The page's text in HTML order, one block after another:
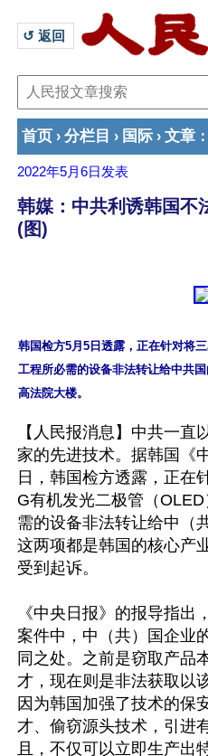
↺ 返回
首页 › 分栏目 › 国际 › 文章 ：
2022年5月6日 发表
韩媒：中共利诱韩国不
(图)
韩国检方5月5日透露，正在针对将
工程所必需的设备非法转让给中共
【人民报消息】中共一直
家的先进技术。据韩国《
日，韩国检方透露，正在
G有机发光二极管（
需的设备非法转让给中（
这两项都是韩国的核心产
受到起诉。
《中央日报》的报导指出
案件中，中（共）国企业
同之处。之前是窃取产品
才，现在则是非法获取以
因为韩国加强了技术的保
才、偷窃源头技术，引进
且，不仅可以立即生产出